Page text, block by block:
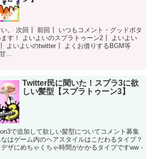
い。 次回┃ 前回┃ いつもコメント・グッドボタ
す！ よいよいのスプラトゥーン2┃ よいよい
よいよいのtwitter┃ よくお借りするBGM等
...
Twitter民に聞いた！スプラ3に欲
しい髪型【スプラトゥーン3】
で追加して欲しい髪型についてコメント募集
はゲーム内のヘアスタイルはこだわるタイプ？
ザにめちゃくちゃ時間がかかるタイプですww -